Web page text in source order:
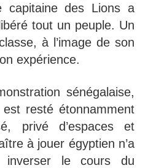
capitaine des Lions a
tout un peuple. Un
à l’image de son
expérience.
sénégalaise,
est resté étonnamment
privé d’espaces et
à jouer égyptien n’a
inverser le cours du